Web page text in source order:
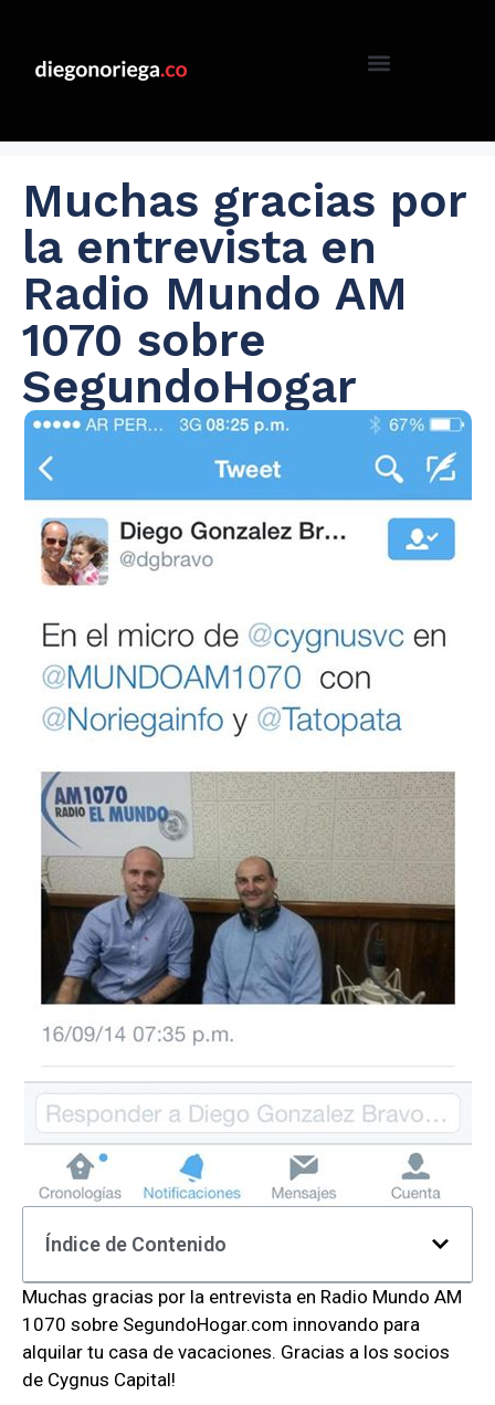
Muchas gracias por
la entrevista en
Radio Mundo AM
1070 sobre
SegundoHogar
Índice de Contenido
Muchas gracias por la entrevista en Radio Mundo AM
1070 sobre SegundoHogar.com innovando para
alquilar tu casa de vacaciones. Gracias a los socios
de Cygnus Capital!